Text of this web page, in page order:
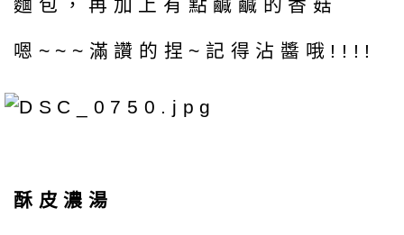
麵包，再加上有點鹹鹹的香菇
嗯~~~滿讚的捏~記得沾醬哦!!!!
酥皮濃湯